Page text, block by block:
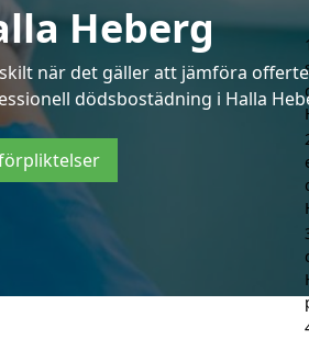
Heberg
när det gäller att jämföra
dödsbostädning i Halla
1